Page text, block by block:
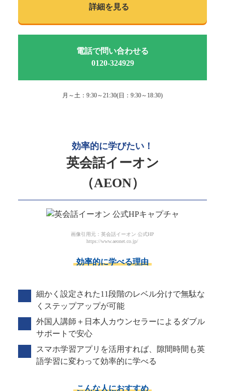
詳細を見る
電話で問い合わせる
0120-324929
月～土：9:30～21:30(日：9:30～18:30)
効率的に学びたい！
英会話イーオン
（AEON）
画像引用元：英会話イーオン 公式HP
https://www.aeonet.co.jp/
効率的に学べる理由
細かく設定された11段階のレベル分けで無駄な
くステップアップが可能
外国人講師＋日本人カウンセラーによるダブル
サポートで安心
スマホ学習アプリを活用すれば、隙間時間も英
語学習に変わって効率的に学べる
こんな人におすすめ